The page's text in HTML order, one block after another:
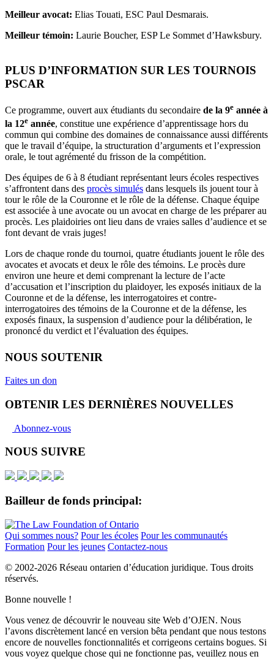
Meilleur avocat: Elias Touati, ESC Paul Desmarais.
Meilleur témoin: Laurie Boucher, ESP Le Sommet d’Hawksbury.
PLUS D’INFORMATION SUR LES TOURNOIS
PSCAR
Ce programme, ouvert aux étudiants du secondaire de la 9e année à
la 12e année, constitue une expérience d’apprentissage hors du
commun qui combine des domaines de connaissance aussi différents
que le travail d’équipe, la structuration d’arguments et l’expression
orale, le tout agrémenté du frisson de la compétition.
Des équipes de 6 à 8 étudiant représentant leurs écoles respectives
s’affrontent dans des procès simulés dans lesquels ils jouent tour à
tour le rôle de la Couronne et le rôle de la défense. Chaque équipe
est associée à une avocate ou un avocat en charge de les préparer au
procès. Les plaidoiries ont lieu dans de vraies salles d’audience et se
font devant de vrais juges!
Lors de chaque ronde du tournoi, quatre étudiants jouent le rôle des
avocates et avocats et deux le rôle des témoins. Le procès dure
environ une heure et demi comprenant la lecture de l’acte
d’accusation et l’inscription du plaidoyer, les exposés initiaux de la
Couronne et de la défense, les interrogatoires et contre-
interrogatoires des témoins de la Couronne et de la défense, les
exposés finaux, la suspension d’audience pour la délibération, le
prononcé du verdict et l’évaluation des équipes.
NOUS SOUTENIR
Faites un don
OBTENIR LES DERNIÈRES NOUVELLES
Abonnez-vous
NOUS SUIVRE
Bailleur de fonds principal:
Qui sommes nous? Pour les écoles Pour les communautés
Formation Pour les jeunes Contactez-nous
© 2002-2026 Réseau ontarien d’éducation juridique. Tous droits
réservés.
Bonne nouvelle !
Vous venez de découvrir le nouveau site Web d’OJEN. Nous
l’avons discrètement lancé en version bêta pendant que nous testons
encore de nouvelles fonctionnalités et corrigeons certains bogues. Si
vous voyez quelque chose qui ne fonctionne pas, veuillez nous en